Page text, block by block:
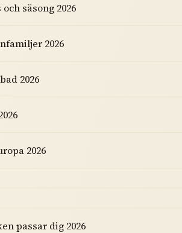
säsong 2026
2026
2026
2026
passar dig 2026